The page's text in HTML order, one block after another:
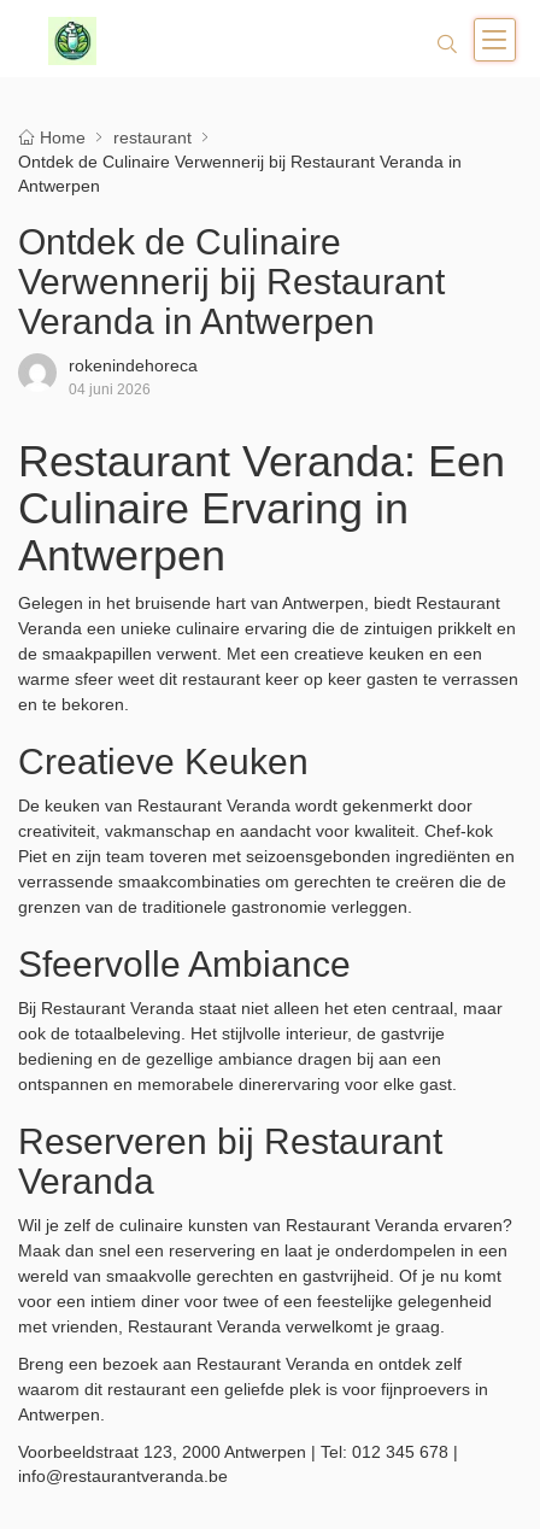
Home
restaurant
Ontdek de Culinaire Verwennerij bij Restaurant Veranda in
Antwerpen
Ontdek de Culinaire
Verwennerij bij Restaurant
Veranda in Antwerpen
rokenindehoreca
04 juni 2026
Restaurant Veranda: Een
Culinaire Ervaring in
Antwerpen
Gelegen in het bruisende hart van Antwerpen, biedt Restaurant
Veranda een unieke culinaire ervaring die de zintuigen prikkelt en
de smaakpapillen verwent. Met een creatieve keuken en een
warme sfeer weet dit restaurant keer op keer gasten te verrassen
en te bekoren.
Creatieve Keuken
De keuken van Restaurant Veranda wordt gekenmerkt door
creativiteit, vakmanschap en aandacht voor kwaliteit. Chef-kok
Piet en zijn team toveren met seizoensgebonden ingrediënten en
verrassende smaakcombinaties om gerechten te creëren die de
grenzen van de traditionele gastronomie verleggen.
Sfeervolle Ambiance
Bij Restaurant Veranda staat niet alleen het eten centraal, maar
ook de totaalbeleving. Het stijlvolle interieur, de gastvrije
bediening en de gezellige ambiance dragen bij aan een
ontspannen en memorabele dinerervaring voor elke gast.
Reserveren bij Restaurant
Veranda
Wil je zelf de culinaire kunsten van Restaurant Veranda ervaren?
Maak dan snel een reservering en laat je onderdompelen in een
wereld van smaakvolle gerechten en gastvrijheid. Of je nu komt
voor een intiem diner voor twee of een feestelijke gelegenheid
met vrienden, Restaurant Veranda verwelkomt je graag.
Breng een bezoek aan Restaurant Veranda en ontdek zelf
waarom dit restaurant een geliefde plek is voor fijnproevers in
Antwerpen.
Voorbeeldstraat 123, 2000 Antwerpen | Tel: 012 345 678 |
info@restaurantveranda.be